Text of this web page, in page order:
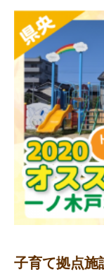
子育て拠点施